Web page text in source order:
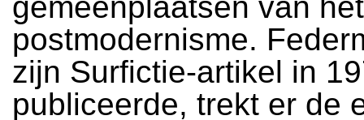
postmodernisme.
zijn Surfictie-artikel in
publiceerde, trekt er de